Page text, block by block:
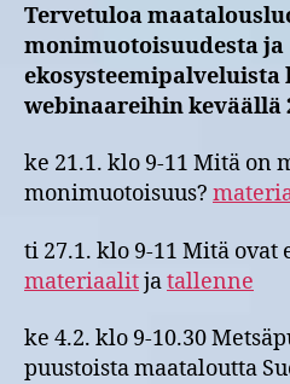
Tervetuloa
monimuotoisuudesta ja
webinaareihin keväällä
ke 21.1. klo 9-11 Mitä on
monimuotoisuus?
ti 27.1. klo 9-11 Mitä ovat
materiaalitjatallenne
ke 4.2. klo 9-10.30
puustoista maataloutta